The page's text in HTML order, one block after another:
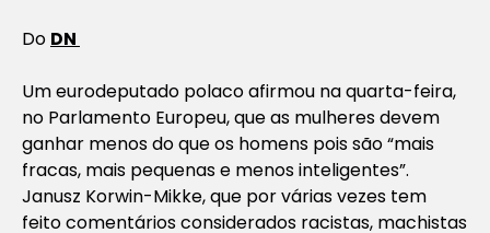
Do DN
Um eurodeputado polaco afirmou na quarta-feira,
no Parlamento Europeu, que as mulheres devem
ganhar menos do que os homens pois são “mais
fracas, mais pequenas e menos inteligentes”.
Janusz Korwin-Mikke, que por várias vezes tem
feito comentários considerados racistas, machistas